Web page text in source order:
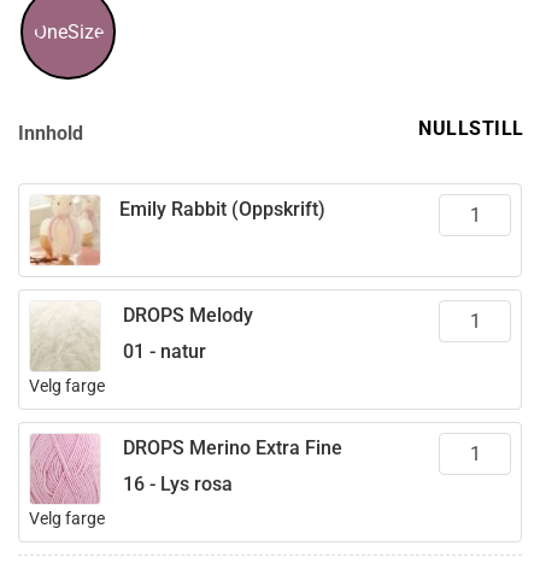
OneSize
Innhold NULLSTILL
Emily Rabbit (Oppskrift)
Velg farge
DROPS Melody
01 - natur
Velg farge
DROPS Merino Extra Fine
16 - Lys rosa